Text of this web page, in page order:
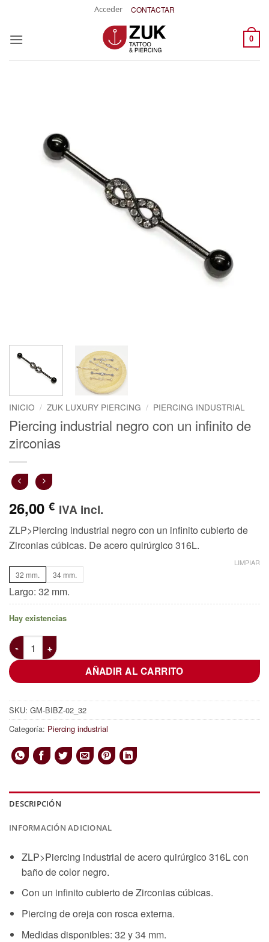
contenido
Acceder CONTACTAR
0
INICIO / ZUK LUXURY PIERCING / PIERCING INDUSTRIAL
Piercing industrial negro con un infinito de
zirconias
26,00 € IVA incl.
ZLP>Piercing industrial negro con un infinito cubierto de
Zirconias cúbicas. De acero quirúrgico 316L.
32 mm. 34 mm.
LIMPIAR
Largo: 32 mm.
Hay existencias
Piercing industrial negro con un infinito de zirconias cantidad
AÑADIR AL CARRITO
SKU: GM-BIBZ-02_32
Categoría: Piercing industrial
DESCRIPCIÓN
INFORMACIÓN ADICIONAL
ZLP>Piercing industrial de acero quirúrgico 316L con
baño de color negro.
Con un infinito cubierto de Zirconias cúbicas.
Piercing de oreja con rosca externa.
Medidas disponibles: 32 y 34 mm.